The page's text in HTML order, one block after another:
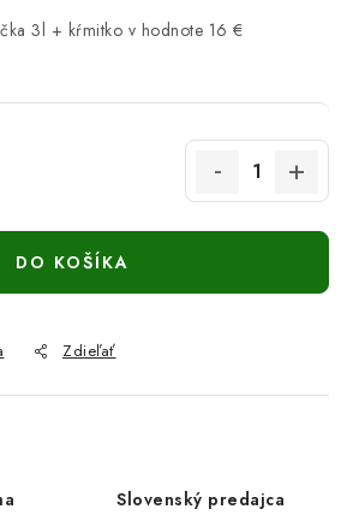
3l + kŕmitko v hodnote 16 €
DO KOŠÍKA
Zdieľať
Slovenský predajca